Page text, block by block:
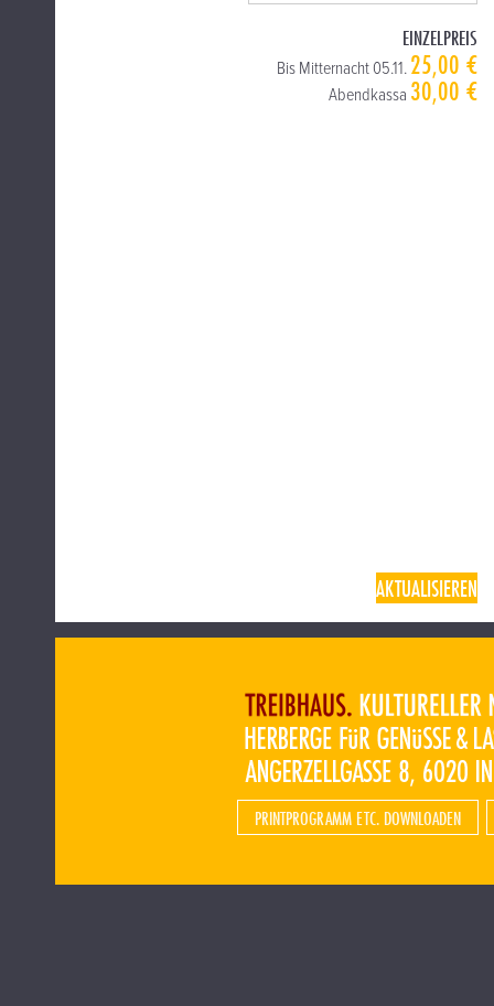
EINZELPREIS
Bis Mitternacht 05.11.25,00 €
Abendkassa 30,00 €
AKTUALISIEREN
PRINTPROGRAMM ETC. DOWNLOADEN